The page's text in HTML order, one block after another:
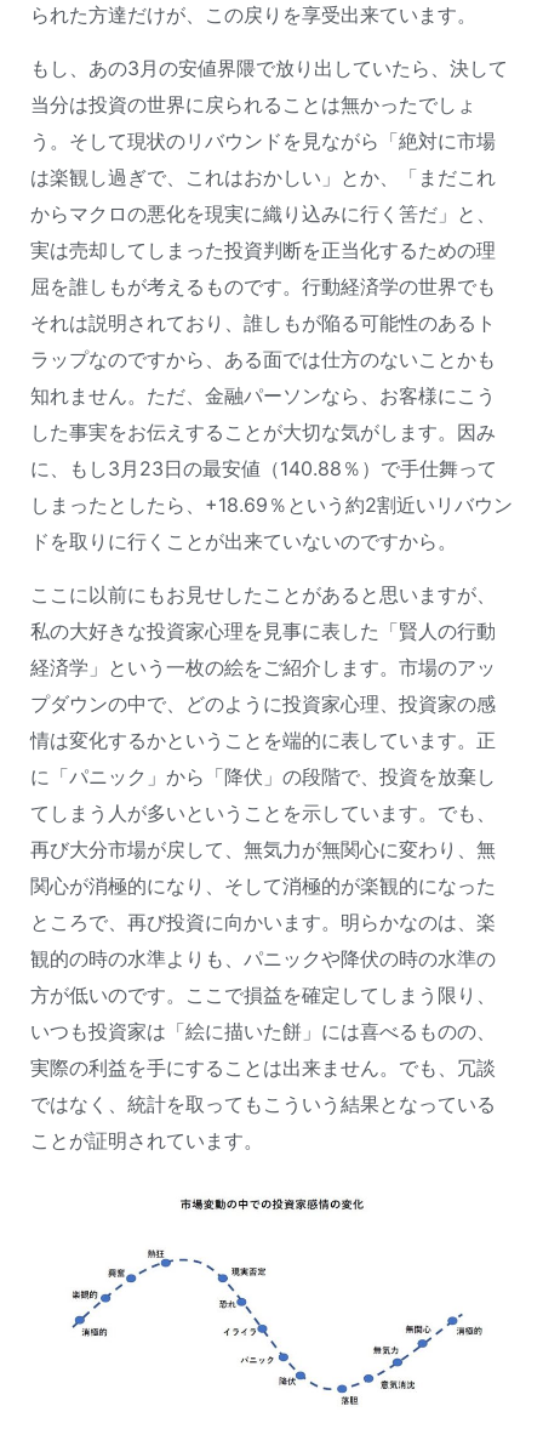
られた方達だけが、この戻りを享受出来ています。
もし、あの3月の安値界隈で放り出していたら、決して
当分は投資の世界に戻られることは無かったでしょ
う。そして現状のリバウンドを見ながら「絶対に市場
は楽観し過ぎで、これはおかしい」とか、「まだこれ
からマクロの悪化を現実に織り込みに行く筈だ」と、
実は売却してしまった投資判断を正当化するための理
屈を誰しもが考えるものです。行動経済学の世界でも
それは説明されており、誰しもが陥る可能性のあるト
ラップなのですから、ある面では仕方のないことかも
知れません。ただ、金融パーソンなら、お客様にこう
した事実をお伝えすることが大切な気がします。因み
に、もし3月23日の最安値（140.88％）で手仕舞って
しまったとしたら、+18.69％という約2割近いリバウン
ドを取りに行くことが出来ていないのですから。
ここに以前にもお見せしたことがあると思いますが、
私の大好きな投資家心理を見事に表した「賢人の行動
経済学」という一枚の絵をご紹介します。市場のアッ
プダウンの中で、どのように投資家心理、投資家の感
情は変化するかということを端的に表しています。正
に「パニック」から「降伏」の段階で、投資を放棄し
てしまう人が多いということを示しています。でも、
再び大分市場が戻して、無気力が無関心に変わり、無
関心が消極的になり、そして消極的が楽観的になった
ところで、再び投資に向かいます。明らかなのは、楽
観的の時の水準よりも、パニックや降伏の時の水準の
方が低いのです。ここで損益を確定してしまう限り、
いつも投資家は「絵に描いた餅」には喜べるものの、
実際の利益を手にすることは出来ません。でも、冗談
ではなく、統計を取ってもこういう結果となっている
ことが証明されています。